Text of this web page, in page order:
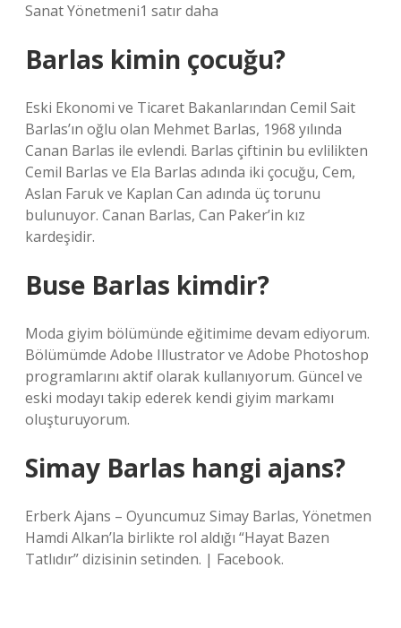
Sanat Yönetmeni1 satır daha
Barlas kimin çocuğu?
Eski Ekonomi ve Ticaret Bakanlarından Cemil Sait
Barlas’ın oğlu olan Mehmet Barlas, 1968 yılında
Canan Barlas ile evlendi. Barlas çiftinin bu evlilikten
Cemil Barlas ve Ela Barlas adında iki çocuğu, Cem,
Aslan Faruk ve Kaplan Can adında üç torunu
bulunuyor. Canan Barlas, Can Paker’in kız
kardeşidir.
Buse Barlas kimdir?
Moda giyim bölümünde eğitimime devam ediyorum.
Bölümümde Adobe Illustrator ve Adobe Photoshop
programlarını aktif olarak kullanıyorum. Güncel ve
eski modayı takip ederek kendi giyim markamı
oluşturuyorum.
Simay Barlas hangi ajans?
Erberk Ajans – Oyuncumuz Simay Barlas, Yönetmen
Hamdi Alkan’la birlikte rol aldığı “Hayat Bazen
Tatlıdır” dizisinin setinden. | Facebook.